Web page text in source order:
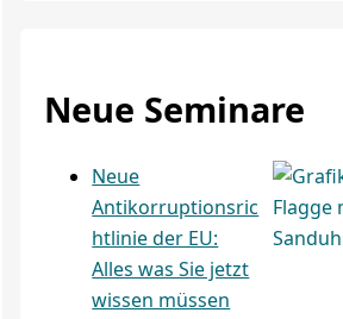
Neue Seminare
Neue
Antikorruptionsric
htlinie der EU:
Alles was Sie jetzt
wissen müssen